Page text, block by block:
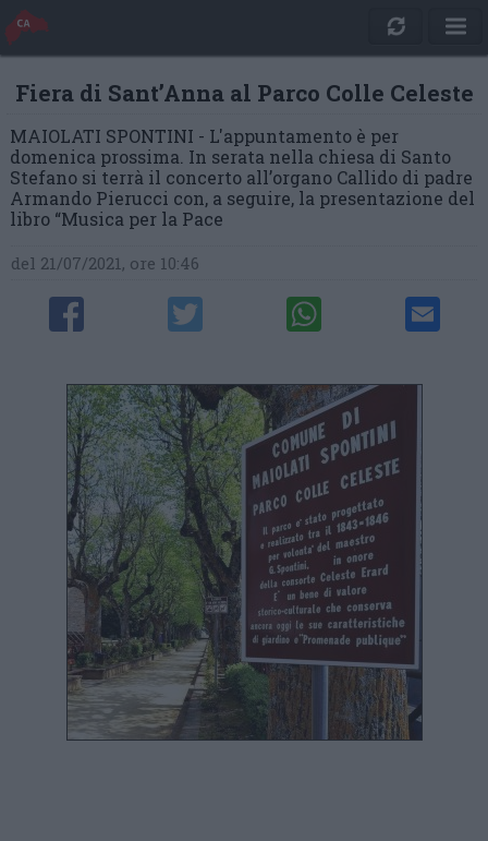
Fiera di Sant’Anna al Parco Colle Celeste
MAIOLATI SPONTINI - L'appuntamento è per
domenica prossima. In serata nella chiesa di Santo
Stefano si terrà il concerto all’organo Callido di padre
Armando Pierucci con, a seguire, la presentazione del
libro “Musica per la Pace
del 21/07/2021, ore 10:46